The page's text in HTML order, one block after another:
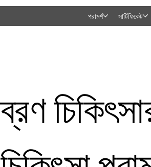
পরামর্শ সার্টিফিকেট
ব্রণ